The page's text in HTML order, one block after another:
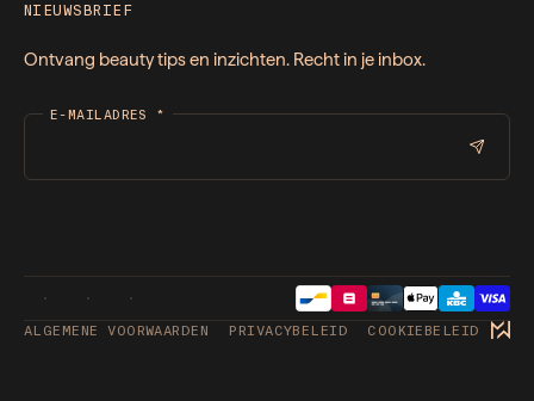
NIEUWSBRIEF
Ontvang beauty tips en inzichten. Recht in je inbox.
E-MAILADRES *
ALGEMENE VOORWAARDEN PRIVACYBELEID COOKIEBELEID